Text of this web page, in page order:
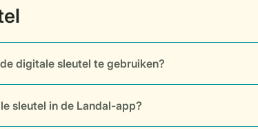
digitale sleutel te gebruiken?
sleutel in de Landal-app?